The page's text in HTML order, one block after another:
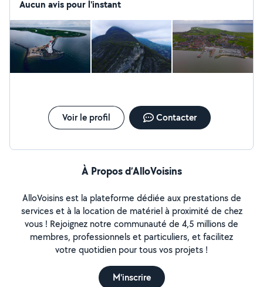
Aucun avis pour l'instant
Voir le profil Contacter
À Propos d’AlloVoisins
AlloVoisins est la plateforme dédiée aux prestations de
services et à la location de matériel à proximité de chez
vous ! Rejoignez notre communauté de 4,5 millions de
membres, professionnels et particuliers, et facilitez
votre quotidien pour tous vos projets !
M'inscrire